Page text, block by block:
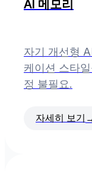
AI 메모리
자기 개선형
케이션 스타
정 불필요.
자세히 보기